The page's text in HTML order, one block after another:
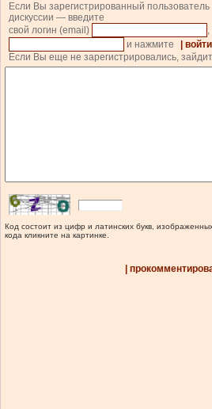
Если Вы зарегистрированный пользователь
дискуссии — введите
свой логин (email)
и нажмите
| войти |
Если Вы еще не зарегистрировались,
Код состоит из цифр и латинских букв,
кода кликните на картинке.
|